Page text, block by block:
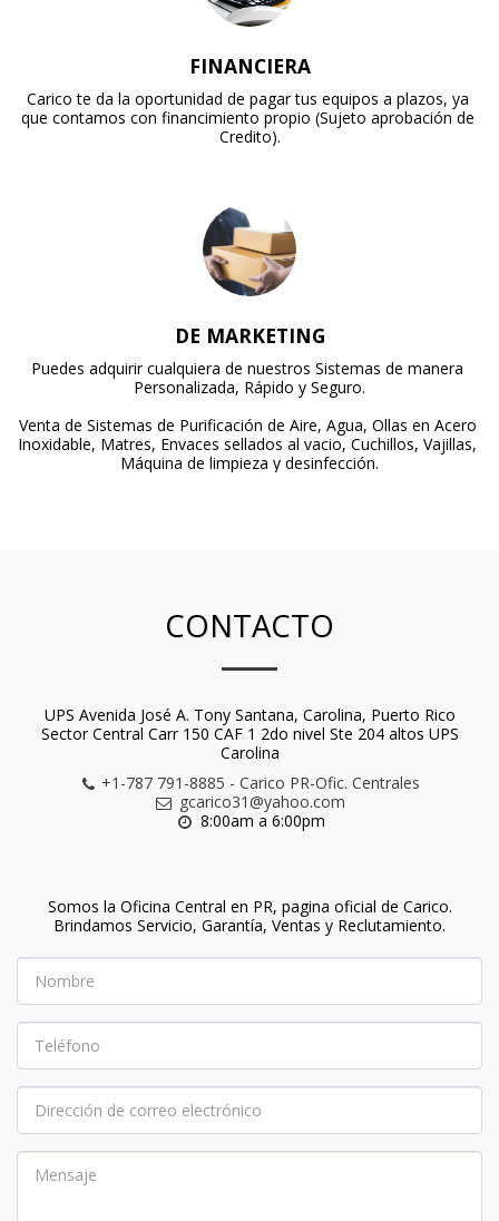
FINANCIERA
Carico te da la oportunidad de pagar tus equipos a plazos, ya
que contamos con financimiento propio (Sujeto aprobación de
Credito).
DE MARKETING
Puedes adquirir cualquiera de nuestros Sistemas de manera
Personalizada, Rápido y Seguro.
Venta de Sistemas de Purificación de Aire, Agua, Ollas en Acero
Inoxidable, Matres, Envaces sellados al vacio, Cuchillos, Vajillas,
Máquina de limpieza y desinfección.
CONTACTO
UPS Avenida José A. Tony Santana, Carolina, Puerto Rico
Sector Central Carr 150 CAF 1 2do nivel Ste 204 altos UPS
Carolina
+1-787 791-8885 - Carico PR-Ofic. Centrales
gcarico31@yahoo.com
8:00am a 6:00pm
Somos la Oficina Central en PR, pagina oficial de Carico.
Brindamos Servicio, Garantía, Ventas y Reclutamiento.